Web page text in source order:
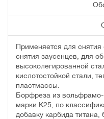
Применяется для снятия
снятия заусенцев, для
высоколегированной
кислотостойкой стали,
пластмассы.
Борфреза из вольфрамо-
марки К25, по
добавку карбида титана,